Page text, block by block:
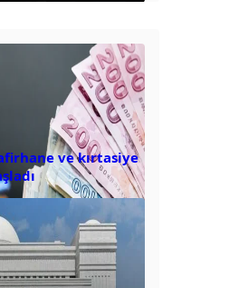
ve kırtasiye